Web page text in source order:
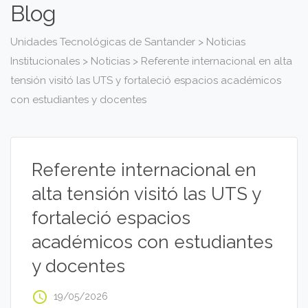
Blog
Unidades Tecnológicas de Santander > Noticias
Institucionales > Noticias > Referente internacional en alta
tensión visitó las UTS y fortaleció espacios académicos
con estudiantes y docentes
Referente internacional en
alta tensión visitó las UTS y
fortaleció espacios
académicos con estudiantes
y docentes
access_time 19/05/2026